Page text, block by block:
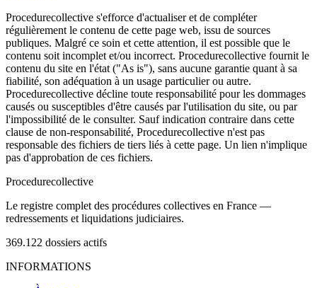
Procedurecollective s'efforce d'actualiser et de compléter
régulièrement le contenu de cette page web, issu de sources
publiques. Malgré ce soin et cette attention, il est possible que le
contenu soit incomplet et/ou incorrect. Procedurecollective fournit le
contenu du site en l'état ("As is"), sans aucune garantie quant à sa
fiabilité, son adéquation à un usage particulier ou autre.
Procedurecollective décline toute responsabilité pour les dommages
causés ou susceptibles d'être causés par l'utilisation du site, ou par
l'impossibilité de le consulter. Sauf indication contraire dans cette
clause de non-responsabilité, Procedurecollective n'est pas
responsable des fichiers de tiers liés à cette page. Un lien n'implique
pas d'approbation de ces fichiers.
Procedurecollective
Le registre complet des procédures collectives en France —
redressements et liquidations judiciaires.
369.122 dossiers actifs
INFORMATIONS